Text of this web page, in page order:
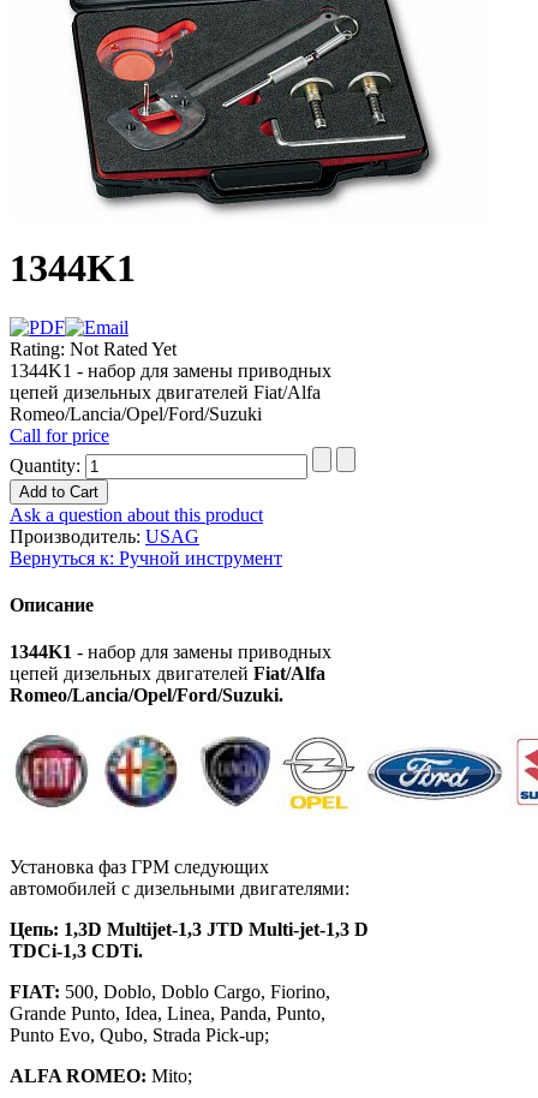
1344K1
Rating: Not Rated Yet
1344K1 - набор для замены приводных
цепей дизельных двигателей Fiat/Alfa
Romeo/Lancia/Opel/Ford/Suzuki
Call for price
Quantity:
Ask a question about this product
Производитель: USAG
Вернуться к: Ручной инструмент
Описание
1344K1 - набор для замены приводных
цепей дизельных двигателей Fiat/Alfa
Romeo/Lancia/Opel/Ford/Suzuki.
Установка фаз ГРМ следующих
автомобилей с дизельными двигателями:
Цепь: 1,3D Multijet-1,3 JTD Multi-jet-1,3 D
TDCi-1,3 CDTi.
FIAT: 500, Doblo, Doblo Cargo, Fiorino,
Grande Punto, Idea, Linea, Panda, Punto,
Punto Evo, Qubo, Strada Pick-up;
ALFA ROMEO: Mito;